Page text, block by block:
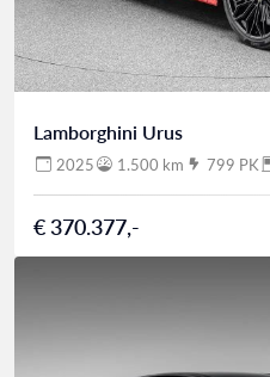
Lamborghini Urus
2025 1.500 km 799 PK
€ 370.377,-